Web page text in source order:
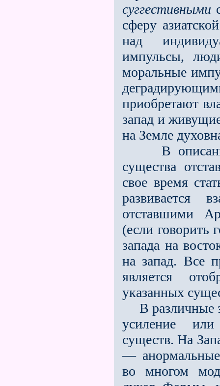
суггестивными
сферу
над
импульсы,
моральные
приобретают
запад и
на Земле
В
существа
своe время
развивается
отставшими
(если говорить
запада на
на запад. Всe
является
указанных
В различные
усиление или
существ. На
—
во многом